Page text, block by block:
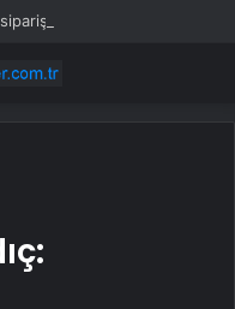
açıldı